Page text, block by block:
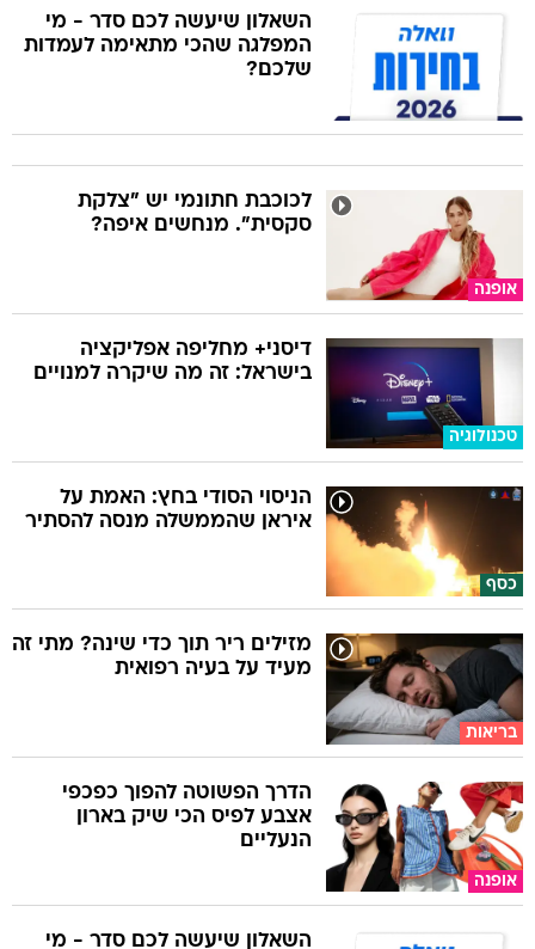
השאלון שיעשה לכם סדר - מי
המפלגה שהכי מתאימה לעמדות
שלכם?
אופנה
לכוכבת חתונמי יש "צלקת
סקסית". מנחשים איפה?
טכנולוגיה
דיסני+ מחליפה אפליקציה
בישראל: זה מה שיקרה למנויים
כסף
הניסוי הסודי בחץ: האמת על
איראן שהממשלה מנסה להסתיר
בריאות
מזילים ריר תוך כדי שינה? מתי זה
מעיד על בעיה רפואית
אופנה
הדרך הפשוטה להפוך כפכפי
אצבע לפיס הכי שיק בארון
הנעליים
השאלון שיעשה לכם סדר - מי